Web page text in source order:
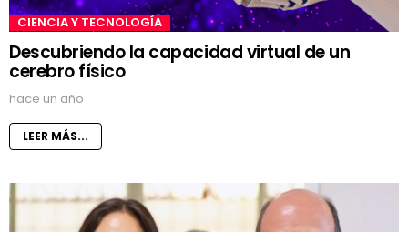
CIENCIA Y TECNOLOGÍA
Descubriendo la capacidad virtual de un
cerebro físico
hace un año
LEER MÁS...